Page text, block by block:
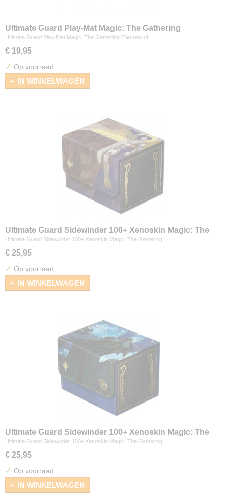
Ultimate Guard Play-Mat Magic: The Gathering
"Secrets of Strixhaven" - Quandrix
Ultimate Guard Play-Mat Magic: The Gathering "Secrets of…
€ 19,95
✓ Op voorraad
IN WINKELWAGEN
Ultimate Guard Sidewinder 100+ Xenoskin Magic: The
Gathering "Secrets of Strixhaven" - Akroma's Will
Ultimate Guard Sidewinder 100+ Xenoskin Magic: The Gathering…
€ 25,95
✓ Op voorraad
IN WINKELWAGEN
Ultimate Guard Sidewinder 100+ Xenoskin Magic: The
Gathering "Secrets of Strixhaven" - Pongify
Ultimate Guard Sidewinder 100+ Xenoskin Magic: The Gathering…
€ 25,95
✓ Op voorraad
IN WINKELWAGEN